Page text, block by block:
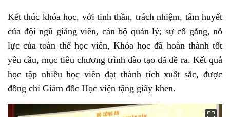
Kết thúc khóa học, với tinh thần, trách nhiệm, tâm huyết
của đội ngũ giảng viên, cán bộ quản lý; sự cố gắng, nỗ
lực của toàn thể học viên, Khóa học đã hoàn thành tốt
yêu cầu, mục tiêu chương trình đào tạo đã đề ra. Kết quả
học tập nhiều học viên đạt thành tích xuất sắc, được
đồng chí Giám đốc Học viện tặng giấy khen.